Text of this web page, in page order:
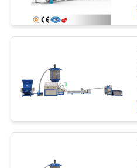
THAM
QUAN
MÁY
SOÁT